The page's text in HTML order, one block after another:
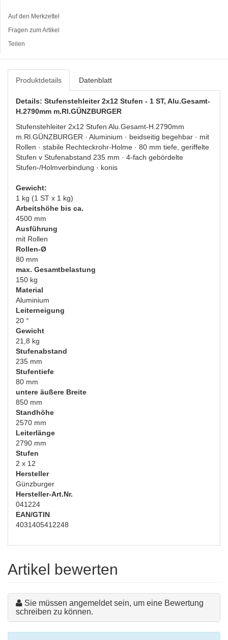
Auf den Merkzettel
Fragen zum Artikel
Teilen
Produktdetails Datenblatt
Details: Stufenstehleiter 2x12 Stufen - 1 ST, Alu.Gesamt-
H.2790mm m.Rl.GÜNZBURGER
Stufenstehleiter 2x12 Stufen Alu.Gesamt-H.2790mm
m.Rl.GÜNZBURGER · Aluminium · beidseitig begehbar · mit
Rollen · stabile Rechteckrohr-Holme · 80 mm tiefe, geriffelte
Stufen v Stufenabstand 235 mm · 4-fach gebördelte
Stufen-/Holmverbindung · konis
Gewicht:
1 kg (1 ST x 1 kg)
Arbeitshöhe bis ca.
4500 mm
Ausführung
mit Rollen
Rollen-Ø
80 mm
max. Gesamtbelastung
150 kg
Material
Aluminium
Leiterneigung
20 °
Gewicht
21,8 kg
Stufenabstand
235 mm
Stufentiefe
80 mm
untere äußere Breite
850 mm
Standhöhe
2570 mm
Leiterlänge
2790 mm
Stufen
2 x 12
Hersteller
Günzburger
Hersteller-Art.Nr.
041224
EAN/GTIN
4031405412248
Artikel bewerten
Sie müssen angemeldet sein, um eine Bewertung
schreiben zu können.